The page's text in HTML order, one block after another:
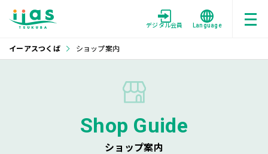
デジタル会員 Language
イーアスつくば ショップ案内
Shop Guide
ショップ案内